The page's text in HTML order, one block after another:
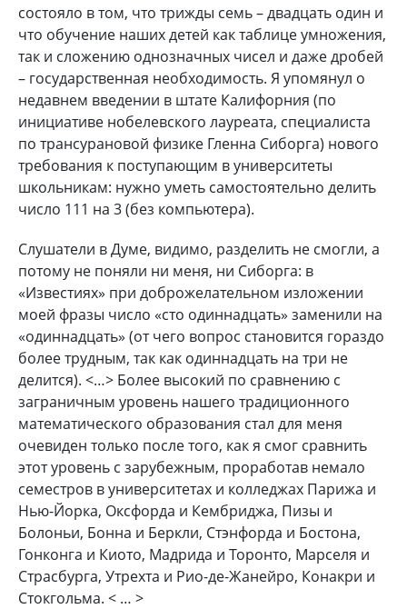
состояло в том, что трижды семь – двадцать один и
что обучение наших детей как таблице умножения,
так и сложению однозначных чисел и даже дробей
– государственная необходимость. Я упомянул о
недавнем введении в штате Калифорния (по
инициативе нобелевского лауреата, специалиста
по трансурановой физике Гленна Сиборга) нового
требования к поступающим в университеты
школьникам: нужно уметь самостоятельно делить
число 111 на 3 (без компьютера).
Слушатели в Думе, видимо, разделить не смогли, а
потому не поняли ни меня, ни Сиборга: в
«Известиях» при доброжелательном изложении
моей фразы число «сто одиннадцать» заменили на
«одиннадцать» (от чего вопрос становится гораздо
более трудным, так как одиннадцать на три не
делится). <…> Более высокий по сравнению с
заграничным уровень нашего традиционного
математического образования стал для меня
очевиден только после того, как я смог сравнить
этот уровень с зарубежным, проработав немало
семестров в университетах и колледжах Парижа и
Нью-Йорка, Оксфорда и Кембриджа, Пизы и
Болоньи, Бонна и Беркли, Стэнфорда и Бостона,
Гонконга и Киото, Мадрида и Торонто, Марселя и
Страсбурга, Утрехта и Рио-де-Жанейро, Конакри и
Стокгольма. < … >